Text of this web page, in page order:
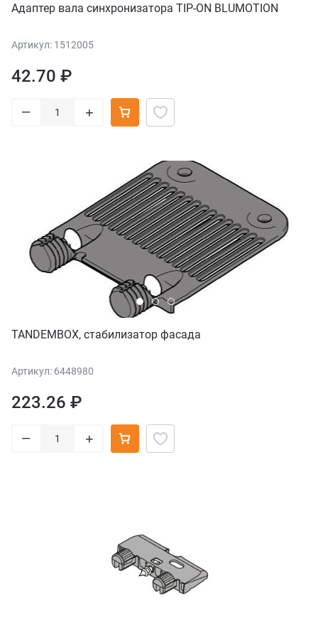
Адаптер вала синхронизатора TIP-ON BLUMOTION
Артикул: 1512005
42.70 ₽
– +
TANDEMBOX, стабилизатор фасада
Артикул: 6448980
223.26 ₽
– +